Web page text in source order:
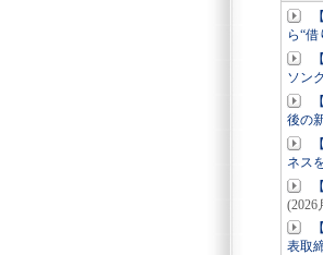
ら“
ソン
後の
ネス
(2026
表取